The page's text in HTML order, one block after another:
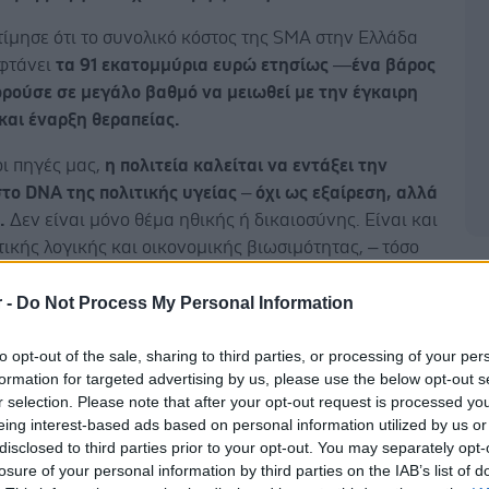
- Do Not Process My Personal Information
opt-out of the sale, sharing to third parties, or processing of your
for targeted advertising by us, please use the below opt-out
selection. Please note that after your opt-out request is processed
interest-based ads based on personal information utilized by us
to third parties prior to your opt-out. You may separately
of your personal information by third parties on the IAB’s list of
ότι το συνολικό κόστος της SMA στην Ελλάδα
τα 91 εκατομμύρια ευρώ ετησίως —ένα βάρος
σε μεγάλο βαθμό να μειωθεί με την έγκαιρη
έναρξη θεραπείας.
πηγές μας, η πολιτεία καλείται να εντάξει την
DNA της πολιτικής υγείας – όχι ως εξαίρεση, αλλά
Δεν είναι μόνο θέμα ηθικής ή δικαιοσύνης. Είναι και
λογικής και οικονομικής βιωσιμότητας, – τόσο
και ψυχικού βάρους, όσο και για το σύστημα
διάγνωσης και των επιπλοκών με πολλαπλάσιο
το iatronet.gr στο Discover